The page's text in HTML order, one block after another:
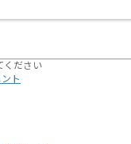
ください
ト